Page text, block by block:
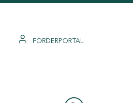
FÖRDERPORTAL